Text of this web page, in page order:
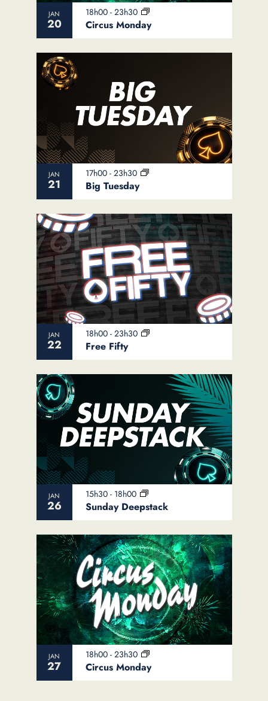
JAN
20 Circus Monday
18h00 - 23h30
JAN
21 Big Tuesday
17h00 - 23h30
JAN
22 Free Fifty
18h00 - 23h30
JAN
26 Sunday Deepstack
15h30 - 18h00
JAN
27 Circus Monday
18h00 - 23h30